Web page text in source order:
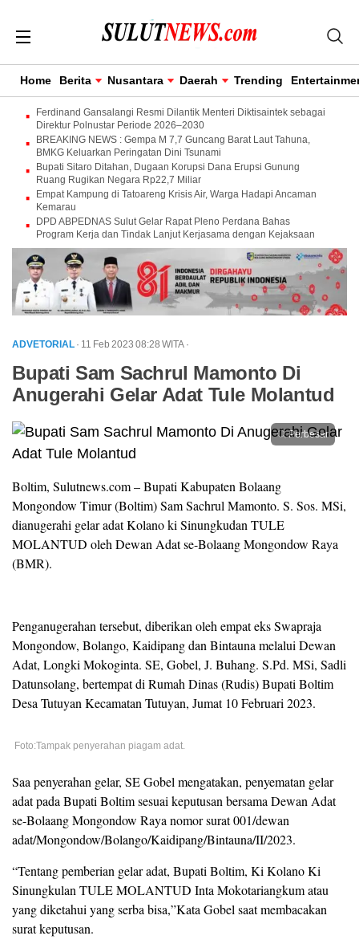
Home Berita Nusantara Daerah Trending
Ferdinand Gansalangi Resmi Dilantik Menteri Diktisaintek sebagai
Direktur Polnustar Periode 2026–2030
BREAKING NEWS : Gempa M 7,7 Guncang Barat Laut Tahuna,
BMKG Keluarkan Peringatan Dini Tsunami
Bupati Sitaro Ditahan, Dugaan Korupsi Dana Erupsi Gunung
Ruang Rugikan Negara Rp22,7 Miliar
Empat Kampung di Tatoareng Krisis Air, Warga Hadapi Ancaman
Kemarau
DPD ABPEDNAS Sulut Gelar Rapat Pleno Perdana Bahas
Program Kerja dan Tindak Lanjut Kerjasama dengan Kejaksaan
ADVETORIAL · 11 Feb 2023 08:28 WITA ·
Bupati Sam Sachrul Mamonto Di
Anugerahi Gelar Adat Tule Molantud
Perbesar
Boltim, Sulutnews.com – Bupati Kabupaten Bolaang
Mongondow Timur (Boltim) Sam Sachrul Mamonto. S. Sos. MSi,
dianugerahi gelar adat Kolano ki Sinungkudan TULE
MOLANTUD oleh Dewan Adat se-Bolaang Mongondow Raya
(BMR).
Penganugerahan tersebut, diberikan oleh empat eks Swapraja
Mongondow, Bolango, Kaidipang dan Bintauna melalui Dewan
Adat, Longki Mokoginta. SE, Gobel, J. Buhang. S.Pd. MSi, Sadli
Datunsolang, bertempat di Rumah Dinas (Rudis) Bupati Boltim
Desa Tutuyan Kecamatan Tutuyan, Jumat 10 Februari 2023.
Foto:Tampak penyerahan piagam adat.
Saa penyerahan gelar, SE Gobel mengatakan, penyematan gelar
adat pada Bupati Boltim sesuai keputusan bersama Dewan Adat
se-Bolaang Mongondow Raya nomor surat 001/dewan
adat/Mongondow/Bolango/Kaidipang/Bintauna/II/2023.
“Tentang pemberian gelar adat, Bupati Boltim, Ki Kolano Ki
Sinungkulan TULE MOLANTUD Inta Mokotariangkum atau
yang diketahui yang serba bisa,”Kata Gobel saat membacakan
surat keputusan.